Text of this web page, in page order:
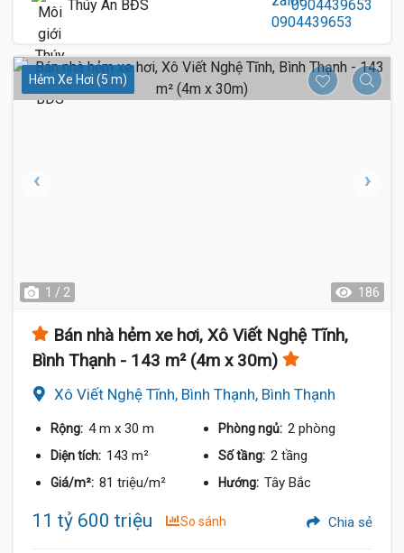
Thúy An BĐS 0904439653
Hẻm Xe Hơi (5 m)
1 / 2 186
Bán nhà hẻm xe hơi, Xô Viết Nghệ Tĩnh,
Bình Thạnh - 143 m² (4m x 30m)
Xô Viết Nghệ Tĩnh, Bình Thạnh, Bình Thạnh
Rộng: 4 m x 30 m Phòng ngủ: 2 phòng
Diện tích: 143 m² Số tầng: 2 tầng
Giá/m²: 81 triệu/m² Hướng: Tây Bắc
11 tỷ 600 triệu So sánh Chia sẻ